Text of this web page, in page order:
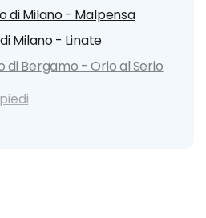
di Milano - Malpensa
Milano - Linate
di Bergamo - Orio al Serio